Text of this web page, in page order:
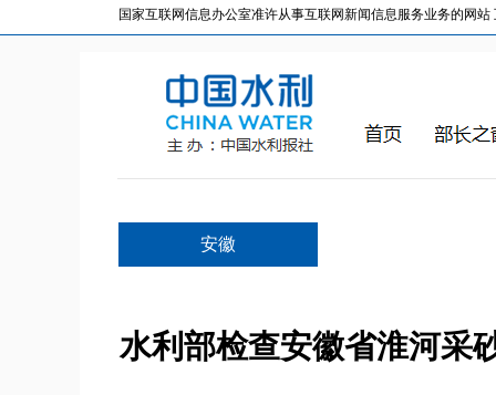
国家互联网信息办公室准许从事互联网新闻信息服务业务的网站
安徽
水利部检查安徽省淮河采